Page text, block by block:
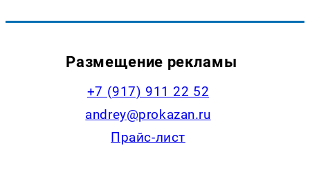
Размещение рекламы
+7 (917) 911 22 52
andrey@prokazan.ru
Прайс-лист